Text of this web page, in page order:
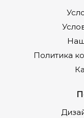
Политика